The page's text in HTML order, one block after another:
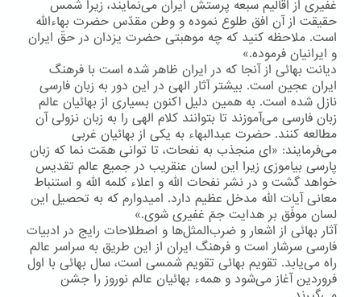
غفیری از اقالیم سبعه پرستش ایران می‌نمایند، زیرا شمس
حقیقت از آن افق طلوع نموده و وطن مقدّس حضرت بهاءالله
است. ملاحظه کنید که چه موهبتی حضرت یزدان در حقّ ایران
و ایرانیان فرموده.»
دیانت بهائی از آنجا كه در ایران ظاهر شده است با فرهنگ
ایران عجین است. بیشتر آثار الهی در این دور به زبان فارسی
نازل شده است. به همین دلیل اكنون بسیاری از بهائیان عالم
زبان فارسی می‌آموزند تا بتوانند كلام الهی را به زبان نزولی آن
مطالعه كنند. حضرت عبدالبهاء به یكی از بهائیان غربی
می‌فرمایند: «ای منجذب به نفحات، تا توانی همّت نما که زبان
پارسی بیاموزی زیرا این لسان عنقریب در جمیع عالم تقدیس
خواهد گشت و در نشر نفحات الله و اعلاء کلمه الله و استنباط
معانی آیات الله مدخل عظیم دارد. امیدوارم که به تحصیل این
لسان موفّق بر هدایت جمّ غفیری شوی.»
آثار بهائی از اشعار و ضرب‌المثل‌ها و اصطلاحات رایج در ادبیات
فارسی سرشار است و فرهنگ ایران از این طریق به سراسر عالم
راه می‌یابد. تقویم بهائی تقویم شمسی است، سال بهائی با اول
فروردین آغاز می‌شود و همهء بهائیان عالم نوروز را جشن